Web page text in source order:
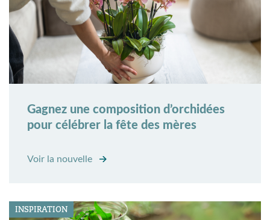
Gagnez une composition d’orchidées
pour célébrer la fête des mères
Voir la nouvelle
INSPIRATION